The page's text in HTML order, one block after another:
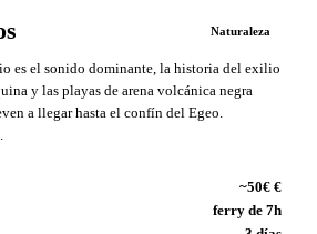
Naturaleza
es el sonido dominante, la historia del exilio
y las playas de arena volcánica negra
a llegar hasta el confín del Egeo.
~50€ €
ferry de 7h